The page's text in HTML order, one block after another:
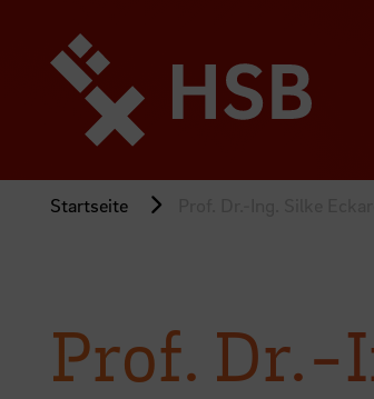
Seiteninhalt
springen
Startseite
Prof. Dr.-